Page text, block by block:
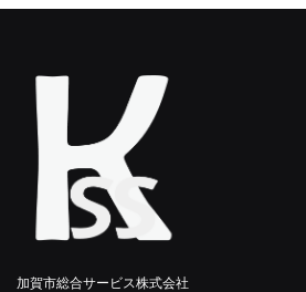
加賀市総合サービス株式会社